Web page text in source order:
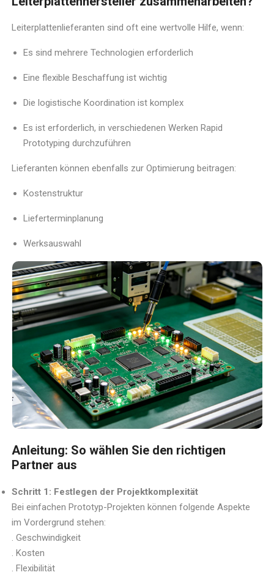
Leiterplattenlieferanten sind oft eine wertvolle Hilfe, wenn:
Es sind mehrere Technologien erforderlich
Eine flexible Beschaffung ist wichtig
Die logistische Koordination ist komplex
Es ist erforderlich, in verschiedenen Werken Rapid
Prototyping durchzuführen
Lieferanten können ebenfalls zur Optimierung beitragen:
Kostenstruktur
Lieferterminplanung
Werksauswahl
Anleitung: So wählen Sie den richtigen
Partner aus
Schritt 1: Festlegen der Projektkomplexität
Bei einfachen Prototyp-Projekten können folgende Aspekte
im Vordergrund stehen:
. Geschwindigkeit
. Kosten
. Flexibilität